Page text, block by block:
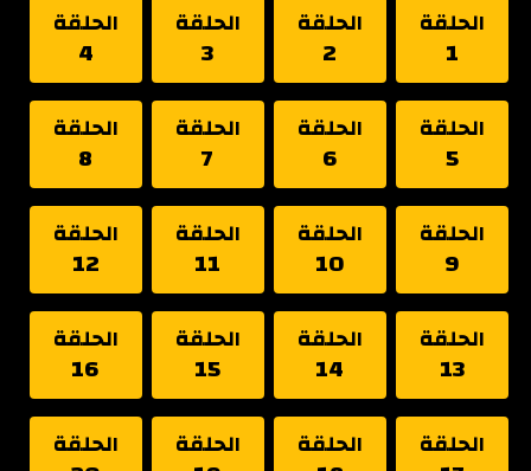
الحلقة
1
الحلقة
2
الحلقة
3
الحلقة
4
الحلقة
5
الحلقة
6
الحلقة
7
الحلقة
8
الحلقة
9
الحلقة
10
الحلقة
11
الحلقة
12
الحلقة
13
الحلقة
14
الحلقة
15
الحلقة
16
الحلقة الحلقة الحلقة الحلقة